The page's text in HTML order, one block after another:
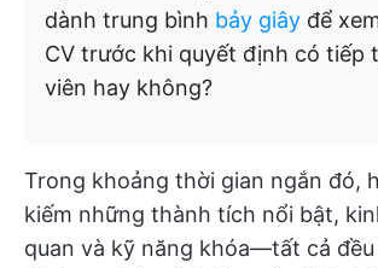
dành trung bình bảy giây để
CV trước khi quyết định có tiếp
viên hay không?
Trong khoảng thời gian ngắn đó,
kiếm những thành tích nổi bật,
quan và kỹ năng khóa—tất cả đều